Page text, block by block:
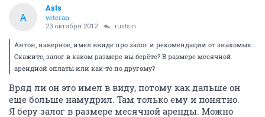
A
AsIs
veteran
23 октября 2012 rustsin
Антон, наверное, имел ввиде про залог и рекомендации от знакомых...
Скажите, залог в каком размере вы берёте? В размере месячной
арендной оплаты или как-то по другому?
Вряд ли он это имел в виду, потому как дальше он
еще больше намудрил. Там только ему и понятно.
Я беру залог в размере месячной аренды. Можно